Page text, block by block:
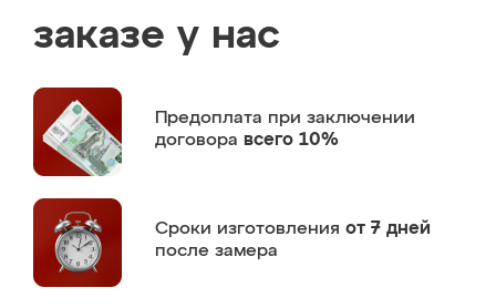
заказе у нас
Предоплата при заключении
договора всего 10%
Сроки изготовления от 7 дней
после замера